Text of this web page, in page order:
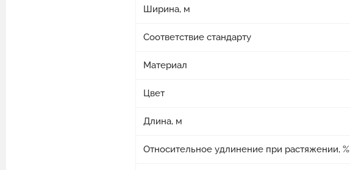
Ширина, м
Соответствие стандарту
Материал
Цвет
Длина, м
Относительное удлинение при растяжении, %